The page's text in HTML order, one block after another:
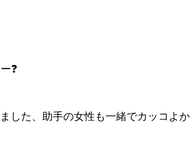
❓
した、助手の女性も一緒でカッコよか